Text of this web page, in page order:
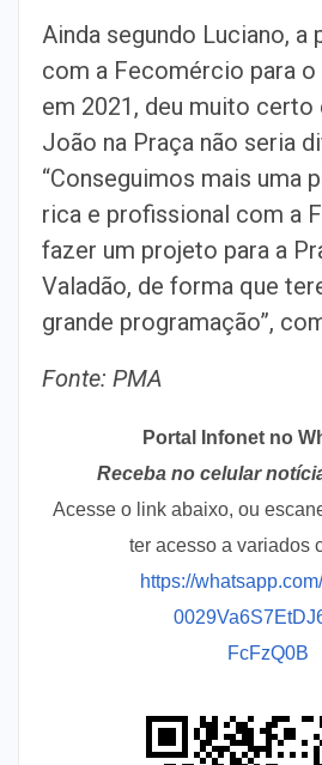
Ainda segundo Luciano, a
com a Fecomércio para o
em 2021, deu muito certo
João na Praça não seria
“Conseguimos mais uma
rica e profissional com a
fazer um projeto para a
Valadão, de forma que
grande programação”,
Fonte: PMA
Portal Infonet no
Receba no celular
Acesse o link abaixo, ou
ter acesso a variados
https://
FcFzQ0B